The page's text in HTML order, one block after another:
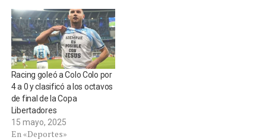
Racing goleó a Colo Colo por
4 a 0 y clasificó a los octavos
de final de la Copa
Libertadores
15 mayo, 2025
En «Deportes»